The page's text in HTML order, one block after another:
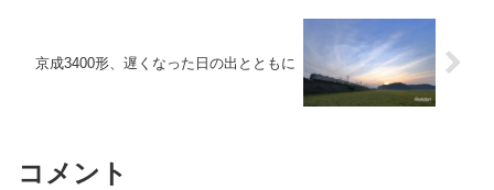
京成3400形、遅くなった日の出とともに
コメント